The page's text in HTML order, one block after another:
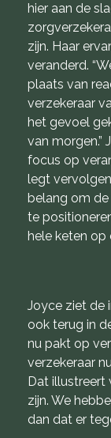
hier aan de
zijn. Haar
veranderd.
plaats van
verzekeraar
het gevoel
van morgen.”
focus op
legt
belang om
te
hele keten op
Joyce ziet de
ook terug in
nu pakt op
verzekeraar
Dat illustreert
zijn. We
dan dat er